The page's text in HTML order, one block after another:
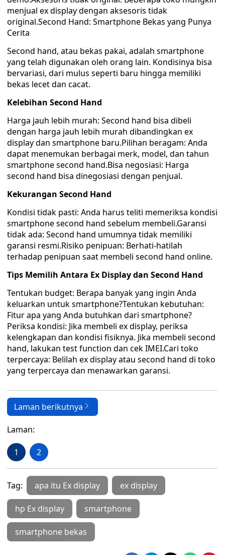
menjual ex display dengan aksesoris tidak
original.Second Hand: Smartphone Bekas yang Punya
Cerita
Second hand, atau bekas pakai, adalah smartphone
yang telah digunakan oleh orang lain. Kondisinya bisa
bervariasi, dari mulus seperti baru hingga memiliki
bekas lecet dan cacat.
Kelebihan Second Hand
Harga jauh lebih murah: Second hand bisa dibeli
dengan harga jauh lebih murah dibandingkan ex
display dan smartphone baru.Pilihan beragam: Anda
dapat menemukan berbagai merk, model, dan tahun
smartphone second hand.Bisa negosiasi: Harga
second hand bisa dinegosiasi dengan penjual.
Kekurangan Second Hand
Kondisi tidak pasti: Anda harus teliti memeriksa kondisi
smartphone second hand sebelum membeli.Garansi
tidak ada: Second hand umumnya tidak memiliki
garansi resmi.Risiko penipuan: Berhati-hatilah
terhadap penipuan saat membeli second hand online.
Tips Memilih Antara Ex Display dan Second Hand
Tentukan budget: Berapa banyak yang ingin Anda
keluarkan untuk smartphone?Tentukan kebutuhan:
Fitur apa yang Anda butuhkan dari smartphone?
Periksa kondisi: Jika membeli ex display, periksa
kelengkapan dan kondisi fisiknya. Jika membeli second
hand, lakukan test function dan cek IMEI.Cari toko
terpercaya: Belilah ex display atau second hand di toko
yang terpercaya dan menawarkan garansi.
Laman berikutnya
Laman:
1 2
Tag: apa itu Ex display ex display
hp Ex display smartphone
smartphone bekas